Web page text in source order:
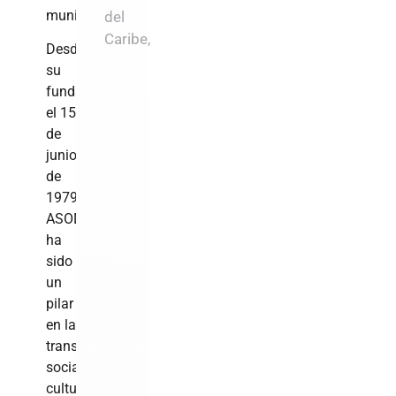
municipio.
Desde
su
fundación
el 15
de
junio
de
1979,
ASODECÓN
ha
sido
un
pilar
en la
transformación
social,
cultural
del
Caribe,